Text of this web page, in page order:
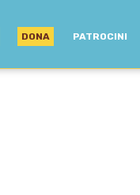
DONA PATROCINI